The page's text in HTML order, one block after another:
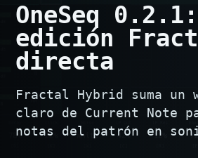
OneSeq 0.2.1:
edición
directa
Fractal Hybrid suma un
claro de Current Note
notas del patrón en